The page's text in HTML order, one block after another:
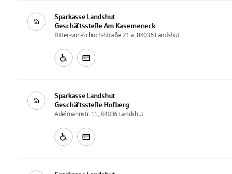
Sparkasse Landshut
Geschäftsstelle Am Kaserneneck
Ritter-von-Schoch-Straße 21 a, 84036 Landshut
Sparkasse Landshut
Geschäftsstelle Hofberg
Adelmannstr. 11, 84036 Landshut